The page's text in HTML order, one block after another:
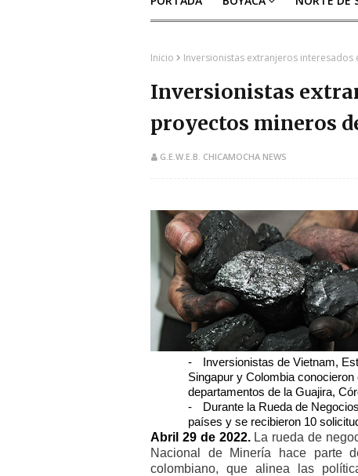
Inicio Inversionistas extranjeros
Inversionistas
proyectos mineros
G.E.W.E.B. CHICAMOCHA NEWS
-
Inversionistas de Vietnam,
Singapur y Colombia
departamentos de la Guajira,
-
Durante la Rueda de
países y se recibieron 10
Abril 29 de 2022. La rueda de
Nacional de Minería hace parte
colombiano, que alinea las